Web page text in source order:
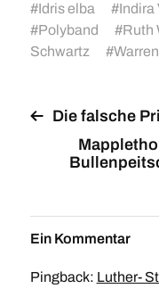
#Idris elba #Indira
#Polyband #Ruth
Schwartz
#
Die falsche
Ein Kommentar
Pingback: Luther-